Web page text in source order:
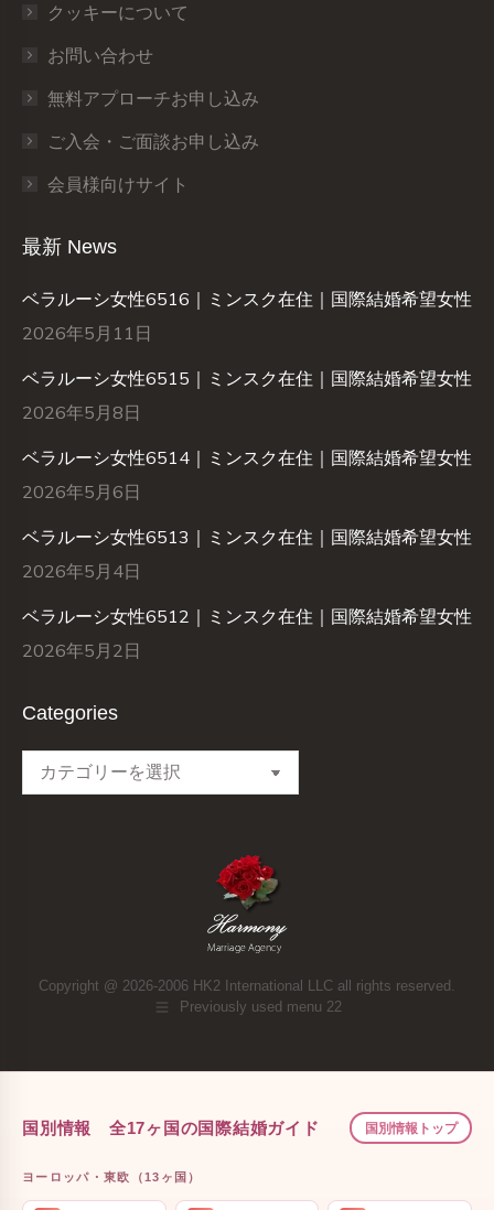
クッキーについて
お問い合わせ
無料アプローチお申し込み
ご入会・ご面談お申し込み
会員様向けサイト
最新 News
ベラルーシ女性6516｜ミンスク在住｜国際結婚希望女性
2026年5月11日
ベラルーシ女性6515｜ミンスク在住｜国際結婚希望女性
2026年5月8日
ベラルーシ女性6514｜ミンスク在住｜国際結婚希望女性
2026年5月6日
ベラルーシ女性6513｜ミンスク在住｜国際結婚希望女性
2026年5月4日
ベラルーシ女性6512｜ミンスク在住｜国際結婚希望女性
2026年5月2日
Categories
Categories
Copyright @ 2026-2006 HK2 International LLC all rights reserved.
Previously used menu 22
国別情報 全17ヶ国の国際結婚ガイド 国別情報トップ
ヨーロッパ・東欧（13ヶ国）